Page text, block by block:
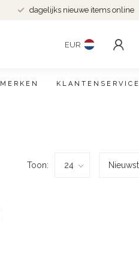
dagelijks nieuwe items online
EUR
MERKEN KLANTENSERVICE
Toon: